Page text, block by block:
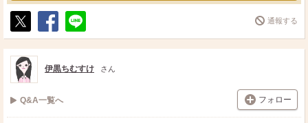
ポ
ス
ト
シ
ェ
送
る
通報する
伊黒ちむすけ さん
Q&A一覧へ フォロー